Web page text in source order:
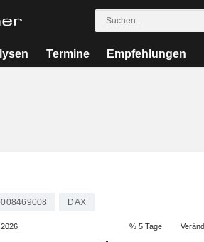
Termine Empfehlungen
DAX
% 5 Tage